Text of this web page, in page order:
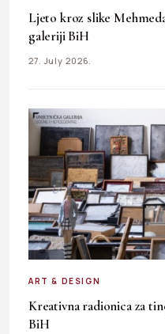
Ljeto kroz slike
galeriji BiH
27. July 2026.
ART & DESIGN
Kreativna radionica za
BiH